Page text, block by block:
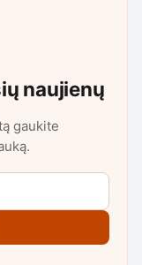
naujienų
gaukite